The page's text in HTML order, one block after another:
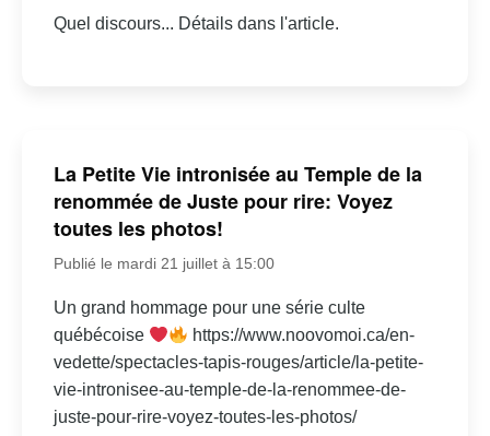
Quel discours... Détails dans l'article.
La Petite Vie intronisée au Temple de la
renommée de Juste pour rire: Voyez
toutes les photos!
Publié le mardi 21 juillet à 15:00
Un grand hommage pour une série culte
québécoise
https://www.noovomoi.ca/en-
vedette/spectacles-tapis-rouges/article/la-petite-
vie-intronisee-au-temple-de-la-renommee-de-
juste-pour-rire-voyez-toutes-les-photos/